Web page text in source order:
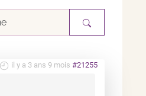
il y a 3 ans 9 mois #21255